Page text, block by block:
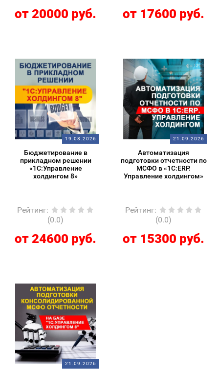
от 20000 руб. от 17600 руб.
19.08.2026
Бюджетирование в
прикладном решении
«1С:Управление
холдингом 8»
Рейтинг:
(0.0)
от 24600 руб.
21.09.2026
Автоматизация
подготовки отчетности по
МСФО в «1С:ERP.
Управление холдингом»
Рейтинг:
(0.0)
от 15300 руб.
21.09.2026